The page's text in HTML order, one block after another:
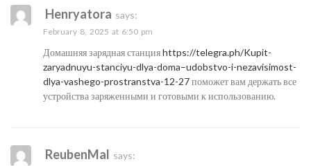
Henryatora says:
February 8, 2025 at 6:50 pm
Домашняя зарядная станцияhttps://telegra.ph/Kupit-
zaryadnuyu-stanciyu-dlya-doma–udobstvo-i-nezavisimost-
dlya-vashego-prostranstva-12-27поможет вам держать все
устройства заряженными и готовыми к использованию.
ReubenMal says: